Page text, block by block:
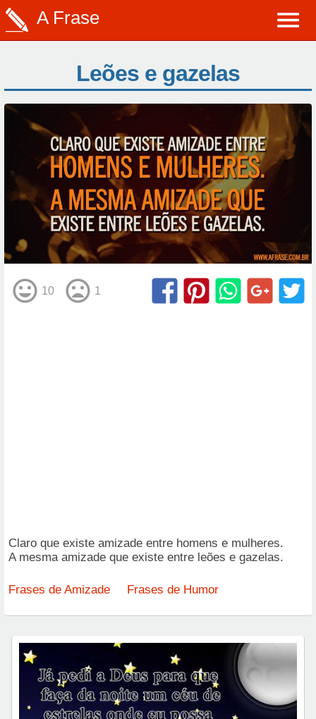
A Frase
Leões e gazelas
10 1
Claro que existe amizade entre homens e mulheres.
A mesma amizade que existe entre leões e gazelas.
Frases de Amizade Frases de Humor